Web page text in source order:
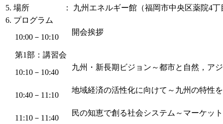
5. 場所
：
九州エネルギー館（福岡市中央区薬院4丁
6. プログラム
10:00－10:10
開会挨拶
第1部：講習会
10:10－10:40
九州・新長期ビジョン～都市と自然，ア
10:40－11:10
地域経済の活性化に向けて～九州の特性
11:10－11:40
民の知恵で創る社会システム～マーケッ